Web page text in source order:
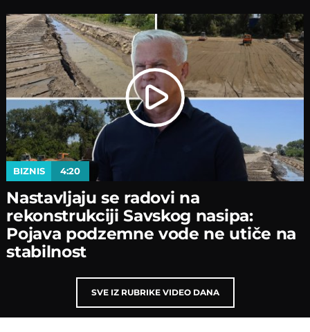
BIZNIS 4:20
Nastavljaјu se radovi na
rekonstrukciјi Savskog nasipa:
Poјava podzemne vode ne utiče na
stabilnost
SVE IZ RUBRIKE VIDEO DANA